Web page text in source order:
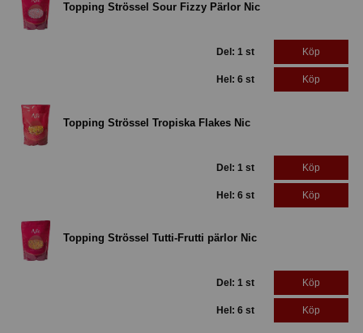
Topping Strössel Sour Fizzy Pärlor Nic
Del: 1 st Köp
Hel: 6 st Köp
Topping Strössel Tropiska Flakes Nic
Del: 1 st Köp
Hel: 6 st Köp
Topping Strössel Tutti-Frutti pärlor Nic
Del: 1 st Köp
Hel: 6 st Köp